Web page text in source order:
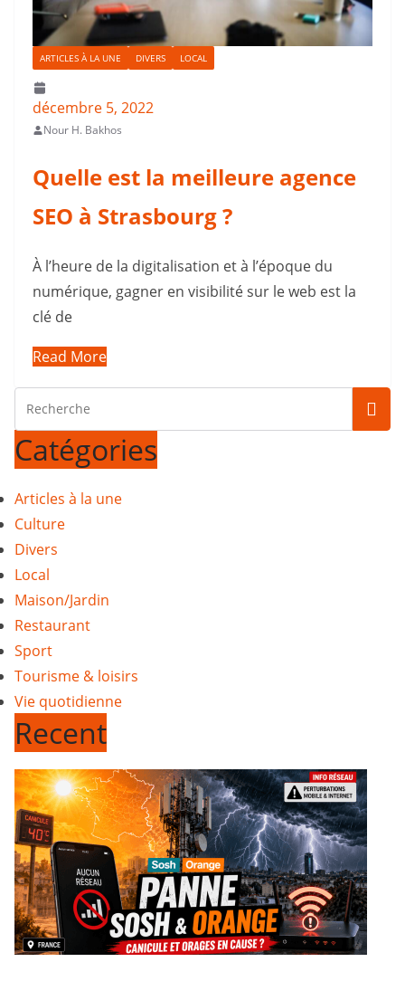
ARTICLES À LA UNE DIVERS LOCAL
décembre 5, 2022
Nour H. Bakhos
Quelle est la meilleure agence
SEO à Strasbourg ?
À l’heure de la digitalisation et à l’époque du
numérique, gagner en visibilité sur le web est la
clé de
Read More
Catégories
Articles à la une
Culture
Divers
Local
Maison/Jardin
Restaurant
Sport
Tourisme & loisirs
Vie quotidienne
Recent